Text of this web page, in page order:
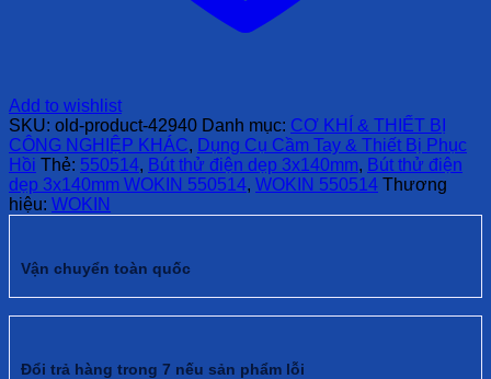
Add to wishlist
SKU: old-product-42940 Danh mục: CƠ KHÍ & THIẾT BỊ
CÔNG NGHIỆP KHÁC, Dụng Cụ Cầm Tay & Thiết Bị Phục
Hồi Thẻ: 550514, Bút thử điện dẹp 3x140mm, Bút thử điện
dẹp 3x140mm WOKIN 550514, WOKIN 550514 Thương
hiệu: WOKIN
Vận chuyển toàn quốc
Đổi trả hàng trong 7 nếu sản phẩm lỗi